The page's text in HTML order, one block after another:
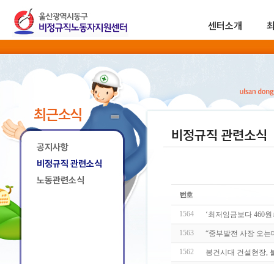
센터소개
최근소식
공지사항
비정규직 관련소식
노동관련소식
비정규직 관련소식
1564 ‘최저임금보다 460
1563 “중부발전 사장 오
1562 봉건시대 건설현장,